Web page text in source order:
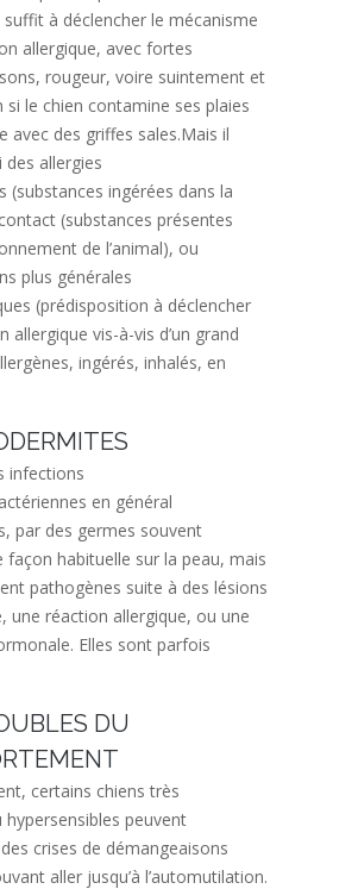
à déclencher le mécanisme
allergique, avec fortes
rougeur, voire suintement et
si le chien contamine ses plaies
avec des griffes sales.Mais il
des allergies
(substances ingérées dans la
(substances présentes
de l’animal), ou
plus générales
(prédisposition à déclencher
allergique vis-à-vis d’un grand
ingérés, inhalés, en
infections
en général
par des germes souvent
façon habituelle sur la peau, mais
pathogènes suite à des lésions
une réaction allergique, ou une
Elles sont parfois
DU
certains chienstrès
hypersensibles peuvent
crises de démangeaisons
aller jusqu’à l’automutilation.